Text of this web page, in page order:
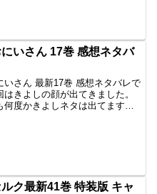
いさん 17巻 感想ネタバ
さん 最新17巻 感想ネタバレで
はきよしの顔が出てきました。
何度かきよしネタは出てます
ク最新41巻 特装版 キャ